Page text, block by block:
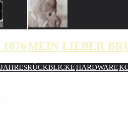
MEIN LIEBER
JAHRESRÜCKBLICKEHARDWARE